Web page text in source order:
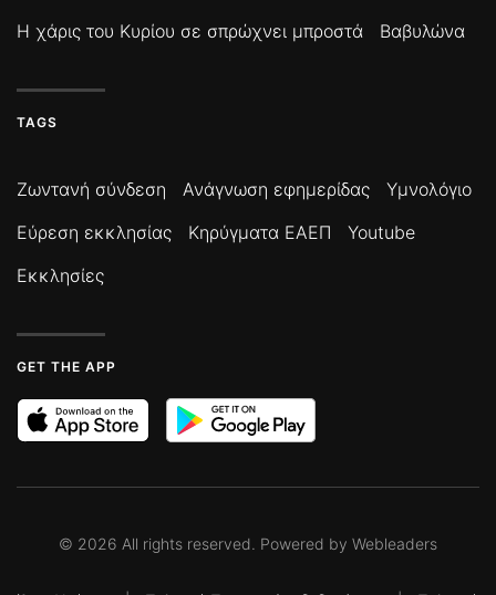
Η χάρις του Κυρίου σε σπρώχνει μπροστά
Βαβυλώνα
TAGS
Ζωντανή σύνδεση Ανάγνωση εφημερίδας
Υμνολόγιο
Εύρεση εκκλησίας
Κηρύγματα ΕΑΕΠ
Youtube
Εκκλησίες
GET THE APP
© 2026 All rights reserved. Powered by Webleaders